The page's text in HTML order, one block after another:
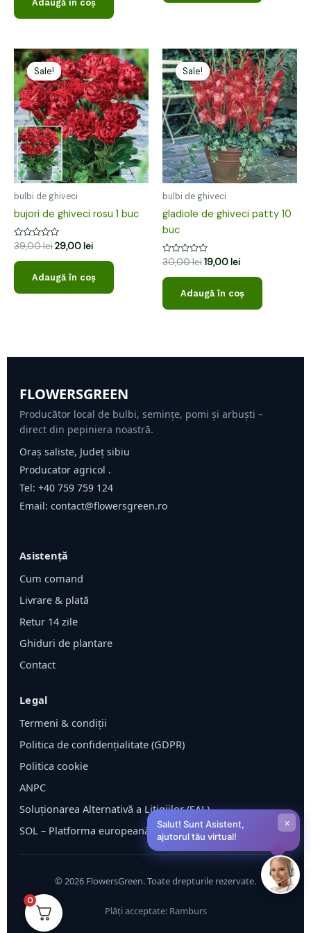
Adaugă în coș
Sale!
Sale!
bulbi de ghiveci
bujori de ghiveci rosu 1 buc
Evaluat
0
39,00lei
Prețul
inițial
a
fost:
39,00 lei.
29,00lei
Prețul
curent
este:
29,00 lei.
Adaugă în coș
Sale!
Sale!
bulbi de ghiveci
gladiole de ghiveci patty 10
buc
Evaluat
0
30,00lei
Prețul
inițial
a
fost:
30,00 lei.
19,00lei
Prețul
curent
este:
19,00 lei.
Adaugă în coș
FLOWERSGREEN
Producător local de bulbi, semințe, pomi și arbuști –
direct din pepiniera noastră.
Oraș saliste, Județ sibiu
Producator agricol .
Tel: +40 759 759 124
Email: contact@flowersgreen.ro
Asistență
Cum comand
Livrare & plată
Retur 14 zile
Ghiduri de plantare
Contact
Legal
Termeni & condiții
Politica de confidențialitate (GDPR)
Politica cookie
ANPC
Soluționarea Alternativă a Litigiilor (SAL)
SOL – Platforma europeană ODR
© 2026 FlowersGreen. Toate drepturile rezervate.
Plăți acceptate: Ramburs
Salut! Sunt Asistent,
ajutorul tău virtual!
×
0